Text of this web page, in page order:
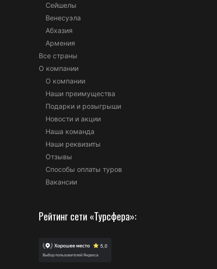
Сейшелы
Венесуэла
Абхазия
Армения
Все страны
О компании
О компании
Наши преимущества
Подарки и розыгрыши
Новости и акции
Наша команда
Наши реквизиты
Отзывы
Способы оплаты туров
Вакансии
Рейтинг сети «Турсфера»: